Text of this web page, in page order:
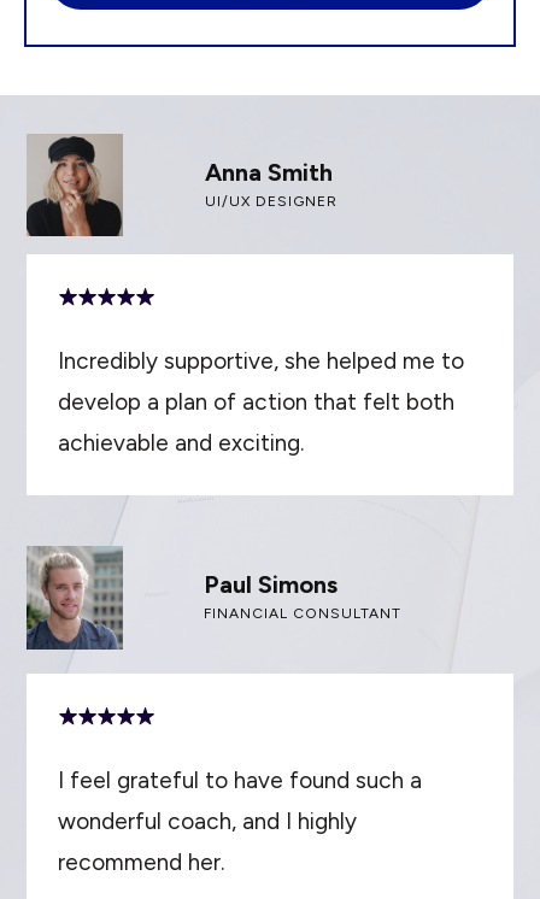
Anna Smith
UI/UX DESIGNER
Incredibly supportive, she helped me to
develop a plan of action that felt both
achievable and exciting.
Paul Simons
FINANCIAL CONSULTANT
I feel grateful to have found such a
wonderful coach, and I highly
recommend her.